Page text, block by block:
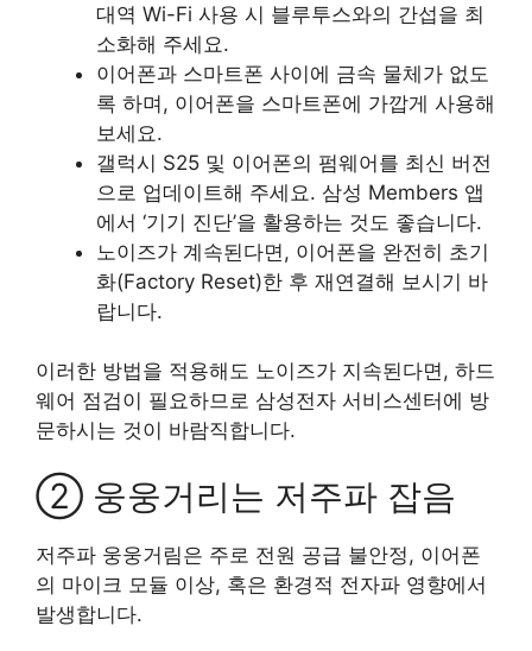
대역 Wi-Fi 사용 시 블루투스와의 간섭을 최
소화해 주세요.
이어폰과 스마트폰 사이에 금속 물체가 없도
록 하며, 이어폰을 스마트폰에 가깝게 사용해
보세요.
갤럭시 S25 및 이어폰의 펌웨어를 최신 버전
으로 업데이트해 주세요. 삼성 Members 앱
에서 ‘기기 진단’을 활용하는 것도 좋습니다.
노이즈가 계속된다면, 이어폰을 완전히 초기
화(Factory Reset)한 후 재연결해 보시기 바
랍니다.
이러한 방법을 적용해도 노이즈가 지속된다면, 하드
웨어 점검이 필요하므로 삼성전자 서비스센터에 방
문하시는 것이 바람직합니다.
② 웅웅거리는 저주파 잡음
저주파 웅웅거림은 주로 전원 공급 불안정, 이어폰
의 마이크 모듈 이상, 혹은 환경적 전자파 영향에서
발생합니다.